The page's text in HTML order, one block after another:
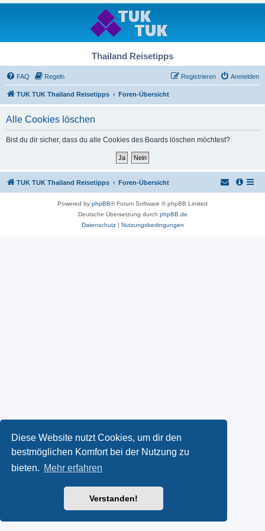
Diese Website nutzt Cookies, um dir den
bestmöglichen Komfort bei der Nutzung zu
bieten. Mehr erfahren
Verstanden!
Thailand Reisetipps
FAQ Regeln Anmelden
Registrieren
TUK TUK Thailand Reisetipps Foren-Übersicht
Alle Cookies löschen
Bist du dir sicher, dass du alle Cookies des Boards löschen möchtest?
TUK TUK Thailand Reisetipps Foren-Übersicht
Powered by phpBB® Forum Software © phpBB Limited
Deutsche Übersetzung durch phpBB.de
Datenschutz| Nutzungsbedingungen